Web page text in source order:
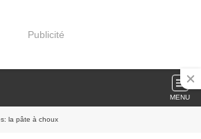
Publicité
MENU
la pâte à choux